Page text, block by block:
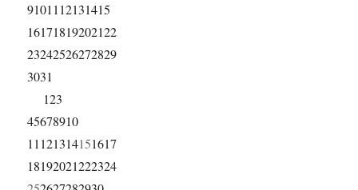
9101112131415
16171819202122
23242526272829
3031
123
45678910
11121314151617
18192021222324